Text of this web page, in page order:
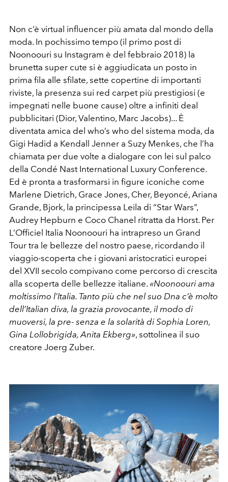
Non c’è virtual influencer più amata dal mondo della
moda. In pochissimo tempo (il primo post di
Noonoouri su Instagram è del febbraio 2018) la
brunetta super cute si è aggiudicata un posto in
prima fila alle sfilate, sette copertine di importanti
riviste, la presenza sui red carpet più prestigiosi (e
impegnati nelle buone cause) oltre a infiniti deal
pubblicitari (Dior, Valentino, Marc Jacobs)... È
diventata amica del who’s who del sistema moda, da
Gigi Hadid a Kendall Jenner a Suzy Menkes, che l’ha
chiamata per due volte a dialogare con lei sul palco
della Condé Nast International Luxury Conference.
Ed è pronta a trasformarsi in figure iconiche come
Marlene Dietrich, Grace Jones, Cher, Beyoncé, Ariana
Grande, Bjork, la principessa Leila di “Star Wars”,
Audrey Hepburn e Coco Chanel ritratta da Horst. Per
L’Officiel Italia Noonoouri ha intrapreso un Grand
Tour tra le bellezze del nostro paese, ricordando il
viaggio-scoperta che i giovani aristocratici europei
del XVII secolo compivano come percorso di crescita
alla scoperta delle bellezze italiane. «Noonoouri ama
moltissimo l’Italia. Tanto più che nel suo Dna c’è molto
dell’Italian diva, la grazia provocante, il modo di
muoversi, la pre- senza e la solarità di Sophia Loren,
Gina Lollobrigida, Anita Ekberg», sottolinea il suo
creatore Joerg Zuber.